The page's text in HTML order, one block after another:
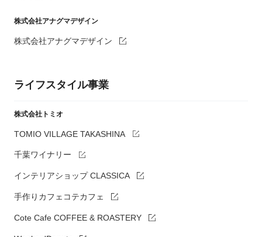
株式会社アナグマデザイン
株式会社アナグマデザイン
ライフスタイル事業
株式会社トミオ
TOMIO VILLAGE TAKASHINA
千葉ワイナリー
インテリアショップ CLASSICA
手作りカフェコテカフェ
Cote Cafe COFFEE & ROASTERY